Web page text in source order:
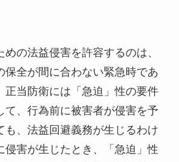
の法益侵害を許容するのは、
保全が間に合わない緊急時であ
正当防衛には「急迫」性の要件
て、行為前に被害者が侵害を予
も、法益回避義務が生じるわけ
侵害が生じたとき、「急迫」性